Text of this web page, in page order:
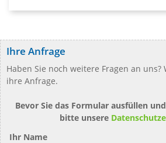
Ihre Anfrage
Haben Sie noch weitere Fragen an
ihre Anfrage.
Bevor Sie das Formular ausfüllen
bitte unsere
Ihr Name